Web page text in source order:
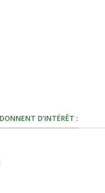
D’INTÉRÊT :